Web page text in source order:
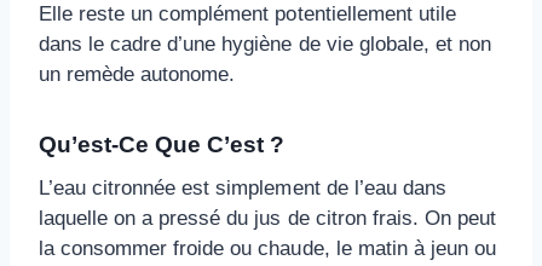
Elle reste un complément potentiellement utile
dans le cadre d’une hygiène de vie globale, et non
un remède autonome.
Qu’est-Ce Que C’est ?
L’eau citronnée est simplement de l’eau dans
laquelle on a pressé du jus de citron frais. On peut
la consommer froide ou chaude, le matin à jeun ou